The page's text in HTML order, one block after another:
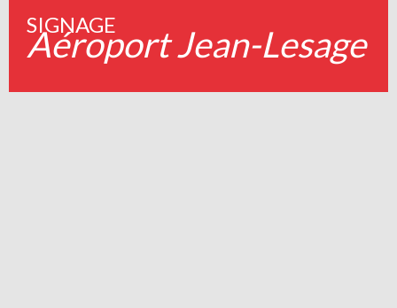
SIGNAGE
Aéroport Jean-Lesage